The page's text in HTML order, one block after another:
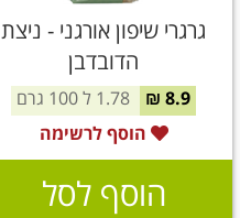
גרגרי שיפון אורגני - ניצת
הדובדבן
8.9 ₪
הוסף לרשימה
הוסף לסל